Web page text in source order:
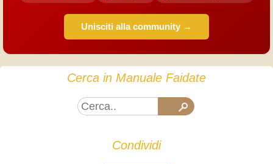
Unisciti alla community →
Cerca in Manuale Faidate
Condividi